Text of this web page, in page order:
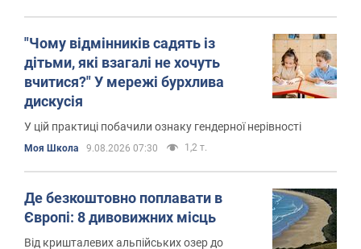
"Чому відмінників садять із
дітьми, які взагалі не хочуть
вчитися?" У мережі бурхлива
дискусія
У цій практиці побачили ознаку гендерної нерівності
Моя Школа 9.08.2026 07:30 1,2 т.
Де безкоштовно поплавати в
Європі: 8 дивовижних місць
Від кришталевих альпійських озер до